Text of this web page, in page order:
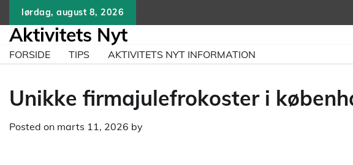
content
lørdag, august 8, 2026
Aktivitets Nyt
FORSIDE TIPS AKTIVITETS NYT INFORMATION
Unikke firmajulefrokoster i
Posted on marts 11, 2026 by